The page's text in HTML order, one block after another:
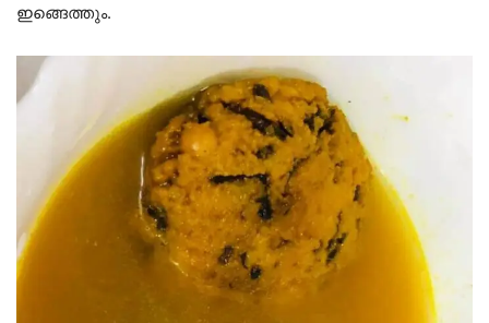
ഇങ്ങെത്തും.